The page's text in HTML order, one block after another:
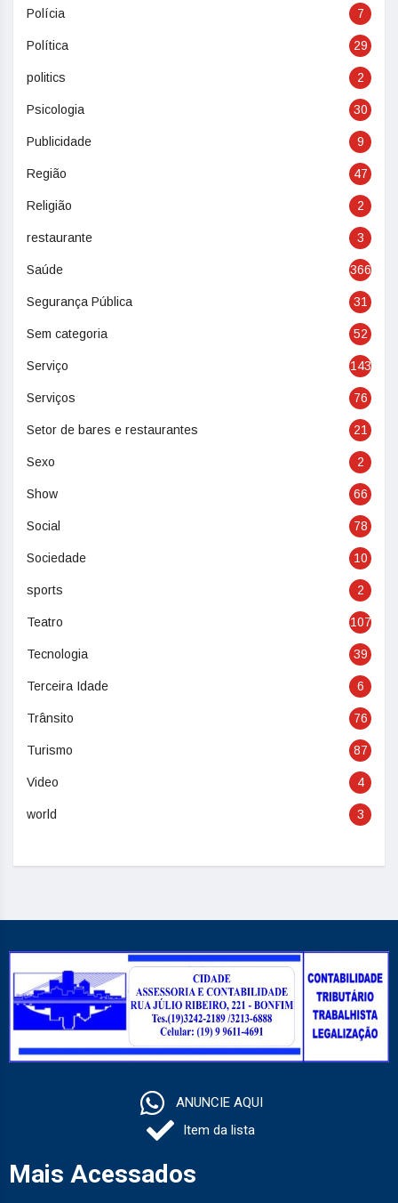
Polícia 7
Política 29
politics 2
Psicologia 30
Publicidade 9
Região 47
Religião 2
restaurante 3
Saúde 366
Segurança Pública 31
Sem categoria 52
Serviço 143
Serviços 76
Setor de bares e restaurantes 21
Sexo 2
Show 66
Social 78
Sociedade 10
sports 2
Teatro 107
Tecnologia 39
Terceira Idade 6
Trânsito 76
Turismo 87
Video 4
world 3
ANUNCIE AQUI
Item da lista
Mais Acessados